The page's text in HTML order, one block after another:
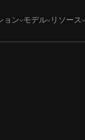
ョン モデル リソース